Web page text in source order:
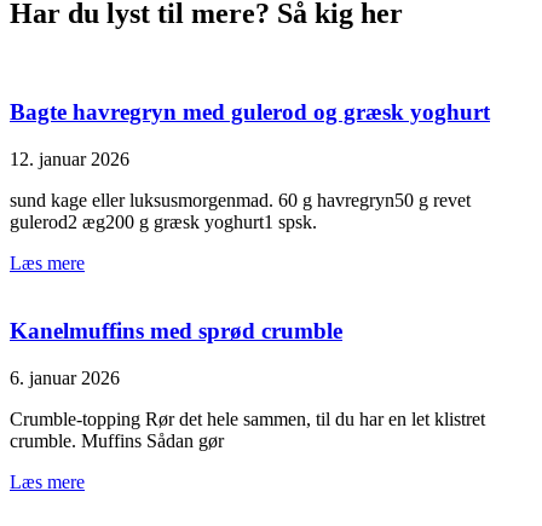
Har du lyst til mere? Så kig her
Bagte havregryn med gulerod og græsk yoghurt
12. januar 2026
sund kage eller luksusmorgenmad. 60 g havregryn50 g revet
gulerod2 æg200 g græsk yoghurt1 spsk.
Læs mere
Kanelmuffins med sprød crumble
6. januar 2026
Crumble‑topping Rør det hele sammen, til du har en let klistret
crumble. Muffins Sådan gør
Læs mere